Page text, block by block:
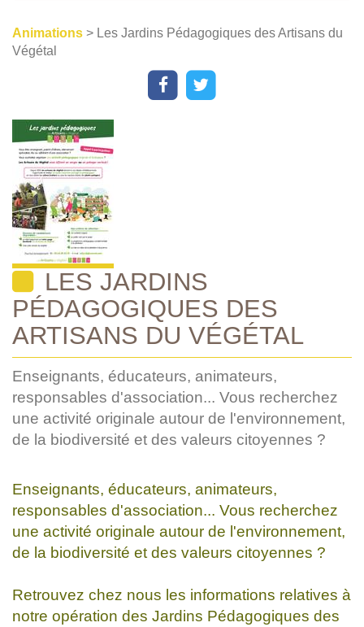
Animations > Les Jardins Pédagogiques des Artisans du
Végétal
LES JARDINS
PÉDAGOGIQUES DES
ARTISANS DU VÉGÉTAL
Enseignants, éducateurs, animateurs,
responsables d'association... Vous recherchez
une activité originale autour de l'environnement,
de la biodiversité et des valeurs citoyennes ?
Enseignants, éducateurs, animateurs,
responsables d'association... Vous recherchez
une activité originale autour de l'environnement,
de la biodiversité et des valeurs citoyennes ?
Retrouvez chez nous les informations relatives à
notre opération des Jardins Pédagogiques des